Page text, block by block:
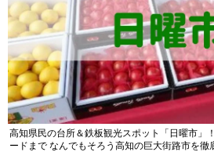
高知県民の台所＆鉄板観光スポット「日曜市」
ードまで なんでもそろう高知の巨大街路市を徹